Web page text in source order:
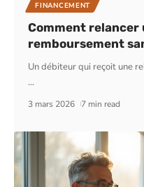
FINANCEMENT
Comment relancer
remboursement
Un débiteur qui reçoit une
…
3 mars 2026 7 min read